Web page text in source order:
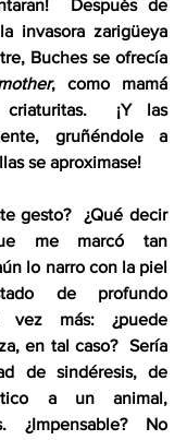
Después de
invasora zarigüeya
Buches se ofrecía
, como mamá
¡Y las
gruñéndole a
se aproximase!
gesto?  ¿Qué decir
me marcó tan
lo narro con la piel
de profundo
vez más: ¿puede
en tal caso?  Sería
de sindéresis, de
a un animal,
¿Impensable?  No